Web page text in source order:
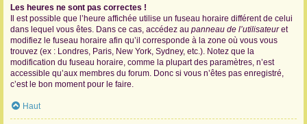
Les heures ne sont pas correctes !
Il est possible que l’heure affichée utilise un fuseau horaire différent de celui
dans lequel vous êtes. Dans ce cas, accédez au panneau de l’utilisateuret
modifiez le fuseau horaire afin qu’il corresponde à la zone où vous vous
trouvez (ex : Londres, Paris, New York, Sydney, etc.). Notez que la
modification du fuseau horaire, comme la plupart des paramètres, n’est
accessible qu’aux membres du forum. Donc si vous n’êtes pas enregistré,
c’est le bon moment pour le faire.
Haut